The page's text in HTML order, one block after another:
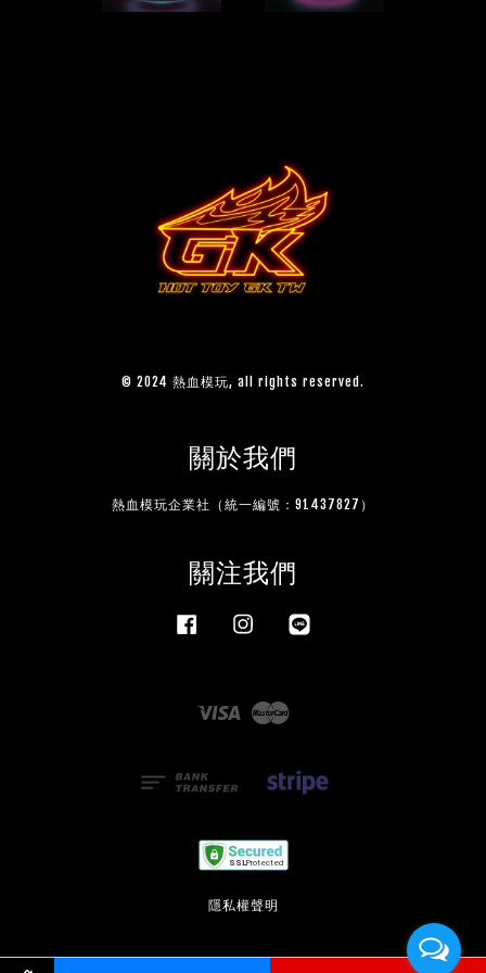
© 2024 熱血模玩, all rights reserved.
關於我們
熱血模玩企業社（統一編號：91437827）
關注我們
Facebook Instagram
Visa
隱私權聲明